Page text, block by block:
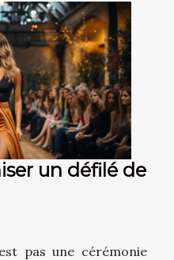
un défilé de
pas une cérémonie